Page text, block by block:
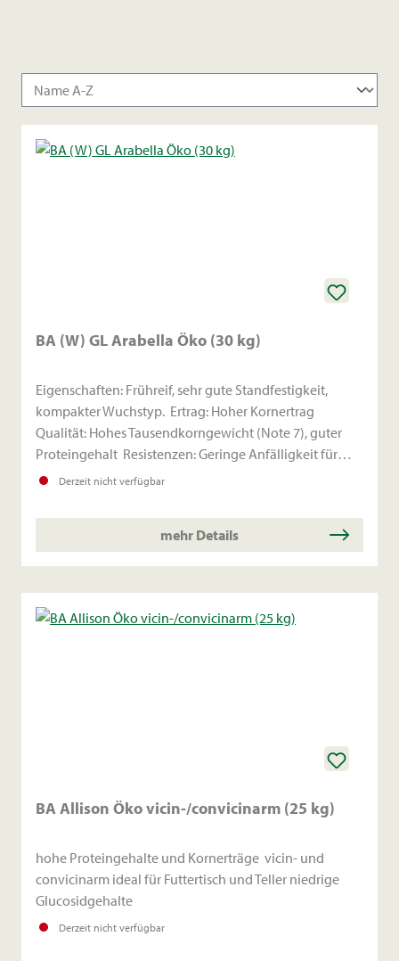
BA (W) GL Arabella Öko (30 kg)
Eigenschaften: Frühreif, sehr gute Standfestigkeit,
kompakter Wuchstyp. Ertrag: Hoher Kornertrag
Qualität: Hohes Tausendkorngewicht (Note 7), guter
Proteingehalt Resistenzen: Geringe Anfälligkeit für
Viren und Rost Aussaatzeitpunkt: Mitte
Derzeit nicht verfügbar
mehr Details
BA Allison Öko vicin-/convicinarm (25 kg)
hohe Proteingehalte und Kornerträge vicin- und
convicinarm ideal für Futtertisch und Teller niedrige
Glucosidgehalte
Derzeit nicht verfügbar